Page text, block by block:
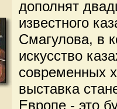
дополнят
известного
Смагулова, в
искусство
современных
выставка
Европе - это